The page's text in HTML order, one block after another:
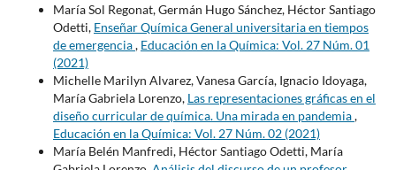
María Sol Regonat, Germán Hugo Sánchez, Héctor Santiago
Odetti, Enseñar Química General universitaria en tiempos
de emergencia, Educación en la Química: Vol. 27 Núm. 01
(2021)
Michelle Marilyn Alvarez, Vanesa García, Ignacio Idoyaga,
María Gabriela Lorenzo, Las representaciones gráficas en el
diseño curricular de química. Una mirada en pandemia,
Educación en la Química: Vol. 27 Núm. 02 (2021)
María Belén Manfredi, Héctor Santiago Odetti, María